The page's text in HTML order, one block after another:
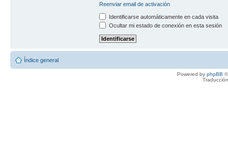
Reenviar email de activación
Identificarse automáticamente en cada visita
Ocultar mi estado de conexión en esta sesión
Índice general
Powered by phpBB